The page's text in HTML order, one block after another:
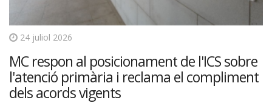
24 juliol 2026
MC respon al posicionament de l'ICS sobre
l'atenció primària i reclama el compliment
dels acords vigents